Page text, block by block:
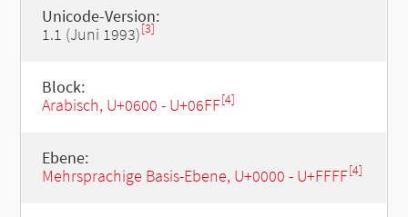
Unicode-Version:
1.1 (Juni 1993)[3]
Block:
Arabisch, U+0600 - U+06FF[4]
Ebene:
Mehrsprachige Basis-Ebene, U+0000 - U+FFFF[4]